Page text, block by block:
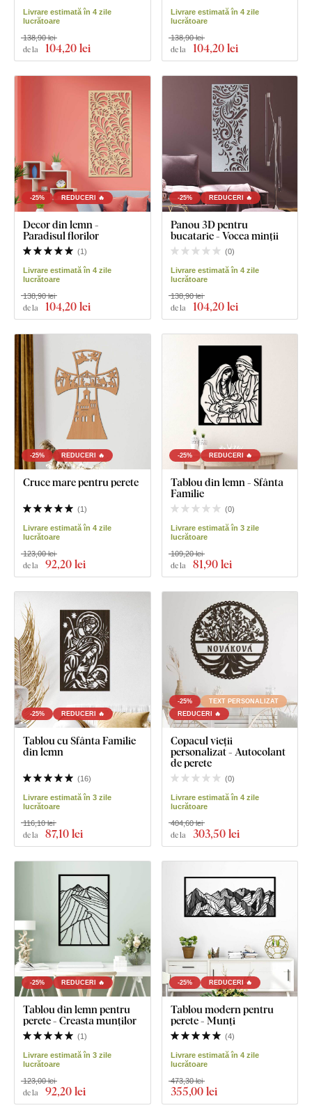
Livrare estimată în 4 zile
lucrătoare
de la 104,20 lei
138,90 lei
Livrare estimată în 4 zile
lucrătoare
de la 104,20 lei
138,90 lei
-25% REDUCERI 🔥
Decor din lemn -
Paradisul florilor
(1)
Livrare estimată în 4 zile
lucrătoare
de la 104,20 lei
138,90 lei
-25% REDUCERI 🔥
Panou 3D pentru
bucatarie - Vocea minții
(0)
Livrare estimată în 4 zile
lucrătoare
de la 104,20 lei
138,90 lei
-25% REDUCERI 🔥
Cruce mare pentru perete
(1 )
Livrare estimată în 4 zile
lucrătoare
de la 92,20 lei
123,00 lei
-25% REDUCERI 🔥
Tablou din lemn - Sfânta
Familie
(0)
Livrare estimată în 3 zile
lucrătoare
de la 81,90 lei
109,20 lei
-25% REDUCERI 🔥
Tablou cu Sfânta Familie
din lemn
(16)
Livrare estimată în 3 zile
lucrătoare
de la 87,10 lei
116,10 lei
-25%
TEXT PERSONALIZAT
REDUCERI 🔥
Copacul vieții
personalizat - Autocolant
de perete
(0)
Livrare estimată în 4 zile
lucrătoare
de la 303,50 lei
404,60 lei
-25% REDUCERI 🔥
Tablou din lemn pentru
perete - Creasta munților
(1 )
Livrare estimată în 3 zile
lucrătoare
de la 92,20 lei
123,00 lei
-25% REDUCERI 🔥
Tablou modern pentru
perete - Munți
(4)
Livrare estimată în 4 zile
lucrătoare
355,00 lei
473,30 lei